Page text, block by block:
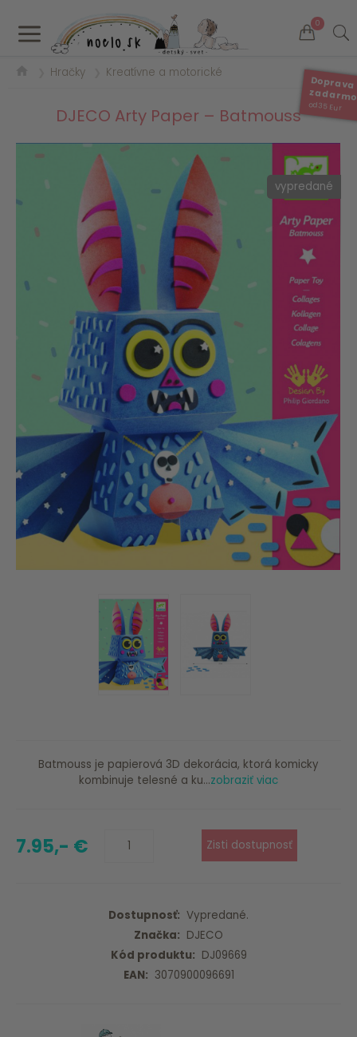
a 0
Doprava
od 35 Eur
Hračky Kreatívne a motorické
DJECO Arty Paper – Batmouss
vypredané
Batmouss je papierová 3D dekorácia, ktorá komicky
kombinuje telesné a ku...zobraziť viac
7.95,- €
Dostupnosť: Vypredané.
Značka: DJECO
Kód produktu: DJ09669
EAN: 3070900096691